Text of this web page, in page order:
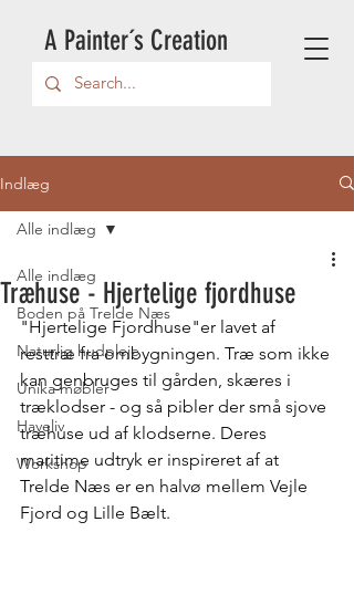
A Painter´s Creation
Indlæg
Alle indlæg
Boden på Trelde Næs
Naturlig hudpleje
Unika møbler
Haveliv
Workshop
Alle indlæg
Træhuse - Hjertelige fjordhuse
"Hjertelige Fjordhuse"er lavet af
resttræ fra ombygningen. Træ som ikke
kan genbruges til gården, skæres i
træklodser - og så pibler der små sjove
træhuse ud af klodserne. Deres
maritime udtryk er inspireret af at
Trelde Næs er en halvø mellem Vejle
Fjord og Lille Bælt.